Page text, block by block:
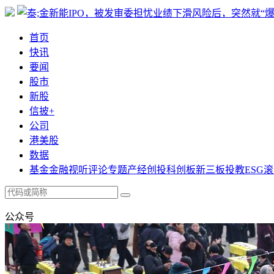
首页
快讯
要闻
股市
新股
信披+
公司
港美股
数据
基金金融视听评论专题产经创投科创板新三板投教ESG
公众号